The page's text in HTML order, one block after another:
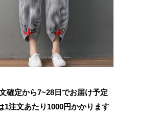
確定から7~28日でお届け予定
1注文あたり 1000円かかります